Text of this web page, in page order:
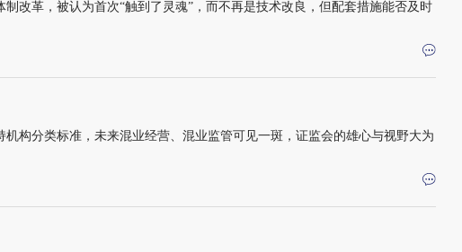
改革，被认为首次“触到了灵魂”，而不再是技术改良，但配套措施能否及时
机构分类标准，未来混业经营、混业监管可见一斑，证监会的雄心与视野大为